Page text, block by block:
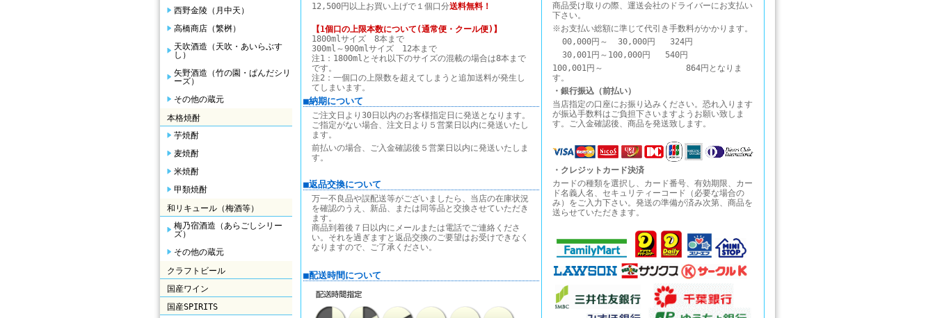
西野金陵（月中天）
高橋商店（繁桝）
天吹酒造（天吹・あいらぶす
し）
矢野酒造（竹の園・ぱんだシリ
ーズ）
その他の蔵元
本格焼酎
芋焼酎
麦焼酎
米焼酎
甲類焼酎
和リキュール（梅酒等）
梅乃宿酒造（あらごしシリー
ズ）
その他の蔵元
クラフトビール
国産ワイン
国産SPIRITS
12,500円以上お買い上げで１個口分送料無料！
【1個口の上限本数について(通常便・クール便)】
1800mlサイズ 8本まで
300ml～900mlサイズ 12本まで
注1：1800mlとそれ以下のサイズの混載の場合は8本まで
です。
注2：一個口の上限数を超えてしまうと追加送料が発生し
てしまいます。
■納期について
ご注文日より30日以内のお客様指定日に発送となります。
ご指定がない場合、注文日より５営業日以内に発送いたし
ます。
前払いの場合、ご入金確認後５営業日以内に発送いたしま
す。
■返品交換について
万一不良品や誤配送等がございましたら、当店の在庫状況
を確認のうえ、新品、または同等品と交換させていただき
ます。
商品到着後７日以内にメールまたは電話でご連絡くださ
い。それを過ぎますと返品交換のご要望はお受けできなく
なりますので、ご了承ください。
■配送時間について
商品受け取りの際、運送会社のドライバーにお支払い
下さい。
※お支払い総額に準じて代引き手数料がかかります。
00,000円～ 30,000円 324円
30,001円～100,000円 540円
100,001円～ 864円となりま
す。
・銀行振込（前払い）
当店指定の口座にお振り込みください。恐れ入ります
が振込手数料はご負担下さいますようお願い致しま
す。ご入金確認後、商品を発送致します。
・クレジットカード決済
カードの種類を選択し、カード番号、有効期限、カー
ド名義人名、セキュリティーコード（必要な場合の
み）をご入力下さい。発送の準備が済み次第、商品を
送らせていただきます。